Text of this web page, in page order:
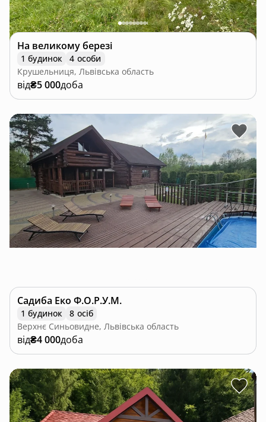
На великому березі
1 будинок
4 особи
Крушельниця, Львівська область
від₴5 000доба
Садиба Еко Ф.О.Р.У.М.
1 будинок
8 осіб
Верхнє Синьовидне, Львівська область
від₴4 000доба